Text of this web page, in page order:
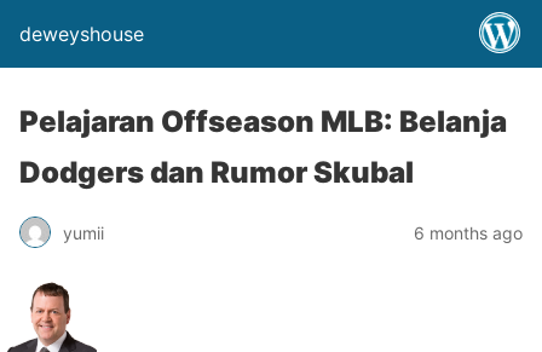
deweyshouse
Pelajaran Offseason MLB: Belanja
Dodgers dan Rumor Skubal
yumii 6 months ago